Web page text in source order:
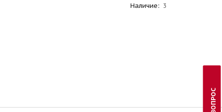
Наличие: 3